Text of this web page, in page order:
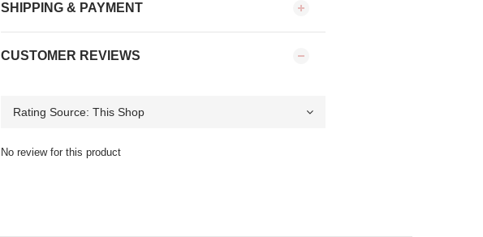
SHIPPING & PAYMENT
CUSTOMER REVIEWS
No review for this product